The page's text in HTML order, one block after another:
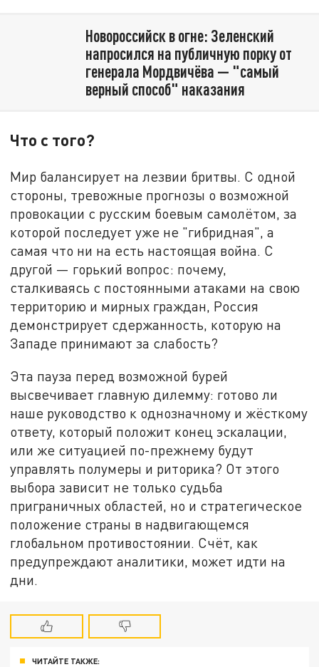
Новороссийск в огне: Зеленский
напросился на публичную порку от
генерала Мордвичёва — "самый
верный способ" наказания
Что с того?
Мир балансирует на лезвии бритвы. С одной
стороны, тревожные прогнозы о возможной
провокации с русским боевым самолётом, за
которой последует уже не "гибридная", а
самая что ни на есть настоящая война. С
другой — горький вопрос: почему,
сталкиваясь с постоянными атаками на свою
территорию и мирных граждан, Россия
демонстрирует сдержанность, которую на
Западе принимают за слабость?
Эта пауза перед возможной бурей
высвечивает главную дилемму: готово ли
наше руководство к однозначному и жёсткому
ответу, который положит конец эскалации,
или же ситуацией по-прежнему будут
управлять полумеры и риторика? От этого
выбора зависит не только судьба
приграничных областей, но и стратегическое
положение страны в надвигающемся
глобальном противостоянии. Счёт, как
предупреждают аналитики, может идти на
дни.
ЧИТАЙТЕ ТАКЖЕ: